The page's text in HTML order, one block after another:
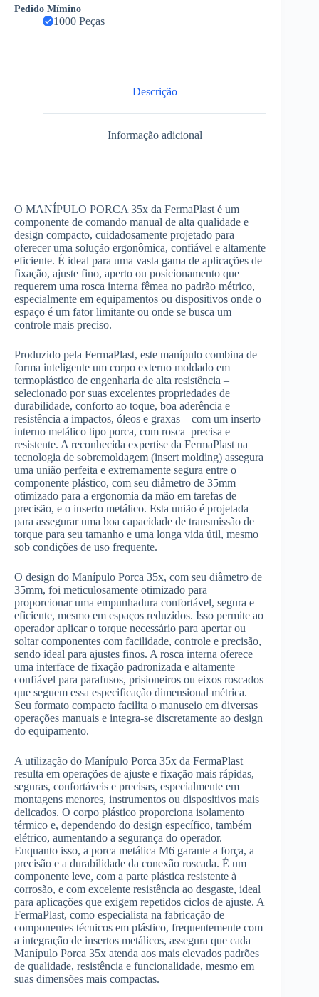
Pedido Mímino
1000 Peças
Descrição
Informação adicional
O MANÍPULO PORCA 35x da FermaPlast é um
componente de comando manual de alta qualidade e
design compacto, cuidadosamente projetado para
oferecer uma solução ergonômica, confiável e altamente
eficiente. É ideal para uma vasta gama de aplicações de
fixação, ajuste fino, aperto ou posicionamento que
requerem uma rosca interna fêmea no padrão métrico,
especialmente em equipamentos ou dispositivos onde o
espaço é um fator limitante ou onde se busca um
controle mais preciso.
Produzido pela FermaPlast, este manípulo combina de
forma inteligente um corpo externo moldado em
termoplástico de engenharia de alta resistência –
selecionado por suas excelentes propriedades de
durabilidade, conforto ao toque, boa aderência e
resistência a impactos, óleos e graxas – com um inserto
interno metálico tipo porca, com rosca precisa e
resistente. A reconhecida expertise da FermaPlast na
tecnologia de sobremoldagem (insert molding) assegura
uma união perfeita e extremamente segura entre o
componente plástico, com seu diâmetro de 35mm
otimizado para a ergonomia da mão em tarefas de
precisão, e o inserto metálico. Esta união é projetada
para assegurar uma boa capacidade de transmissão de
torque para seu tamanho e uma longa vida útil, mesmo
sob condições de uso frequente.
O design do Manípulo Porca 35x, com seu diâmetro de
35mm, foi meticulosamente otimizado para
proporcionar uma empunhadura confortável, segura e
eficiente, mesmo em espaços reduzidos. Isso permite ao
operador aplicar o torque necessário para apertar ou
soltar componentes com facilidade, controle e precisão,
sendo ideal para ajustes finos. A rosca interna oferece
uma interface de fixação padronizada e altamente
confiável para parafusos, prisioneiros ou eixos roscados
que seguem essa especificação dimensional métrica.
Seu formato compacto facilita o manuseio em diversas
operações manuais e integra-se discretamente ao design
do equipamento.
A utilização do Manípulo Porca 35x da FermaPlast
resulta em operações de ajuste e fixação mais rápidas,
seguras, confortáveis e precisas, especialmente em
montagens menores, instrumentos ou dispositivos mais
delicados. O corpo plástico proporciona isolamento
térmico e, dependendo do design específico, também
elétrico, aumentando a segurança do operador.
Enquanto isso, a porca metálica M6 garante a força, a
precisão e a durabilidade da conexão roscada. É um
componente leve, com a parte plástica resistente à
corrosão, e com excelente resistência ao desgaste, ideal
para aplicações que exigem repetidos ciclos de ajuste. A
FermaPlast, como especialista na fabricação de
componentes técnicos em plástico, frequentemente com
a integração de insertos metálicos, assegura que cada
Manípulo Porca 35x atenda aos mais elevados padrões
de qualidade, resistência e funcionalidade, mesmo em
suas dimensões mais compactas.